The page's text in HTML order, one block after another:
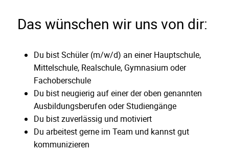
Das wünschen wir uns von dir:
Du bist Schüler (m/w/d) an einer Hauptschule,
Mittelschule, Realschule, Gymnasium oder
Fachoberschule
Du bist neugierig auf einer der oben genannten
Ausbildungsberufen oder Studiengänge
Du bist zuverlässig und motiviert
Du arbeitest gerne im Team und kannst gut
kommunizieren